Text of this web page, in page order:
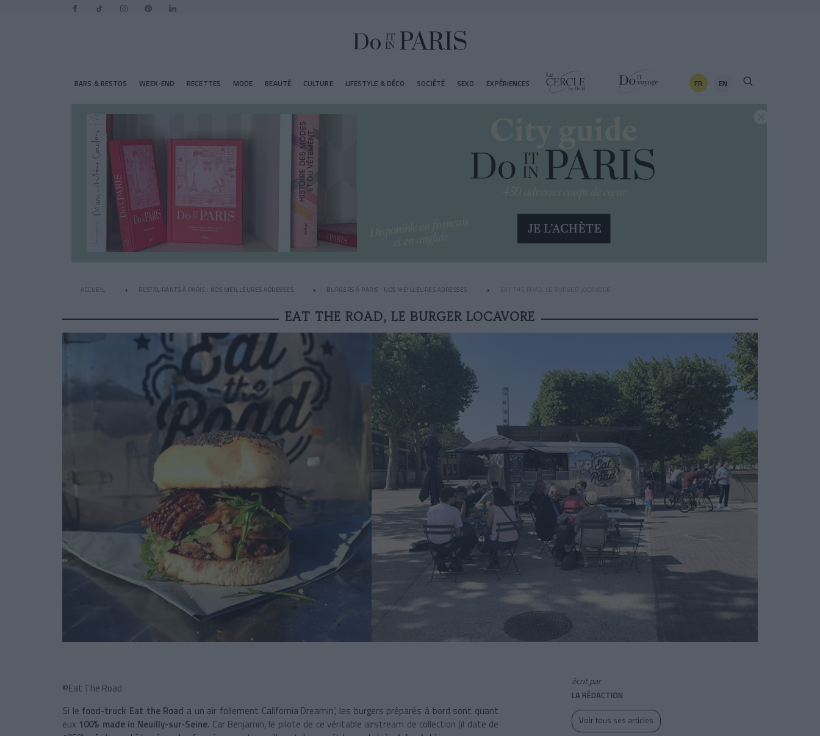
BARS & RESTOS WEEK-END RECETTES MODE BEAUTÉ CULTURE LIFESTYLE & DÉCO SOCIÉTÉ SEXO EXPÉRIENCES FR EN
ACCUEIL RESTAURANTS À PARIS : NOS MEILLEURES ADRESSES BURGERS À PARIS : NOS MEILLEURES ADRESSES EAT THE ROAD, LE BURGER LOCAVORE
EAT THE ROAD, LE BURGER LOCAVORE
©Eat The Road
Si le food-truck Eat the Road a un air follement California Dreamin’, les burgers préparés à bord sont quant
eux 100% made in Neuilly-sur-Seine. Car Benjamin, le pilote de ce véritable airstream de collection (il date de
écrit par
LA RÉDACTION
Voir tous ses articles